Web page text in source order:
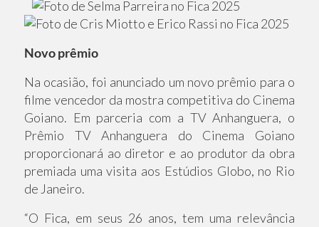
Novo prêmio
Na ocasião, foi anunciado um novo prêmio para o
filme vencedor da mostra competitiva do Cinema
Goiano. Em parceria com a TV Anhanguera, o
Prêmio TV Anhanguera do Cinema Goiano
proporcionará ao diretor e ao produtor da obra
premiada uma visita aos Estúdios Globo, no Rio
de Janeiro.
“O Fica, em seus 26 anos, tem uma relevância